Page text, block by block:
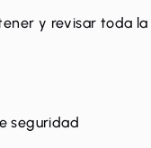
y revisar toda la
seguridad